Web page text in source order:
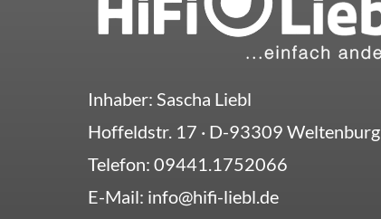
Inhaber: Sascha Liebl
Hoffeldstr. 17 · D-93309 Weltenburg
Telefon: 09441.1752066
E-Mail: info@hifi-liebl.de